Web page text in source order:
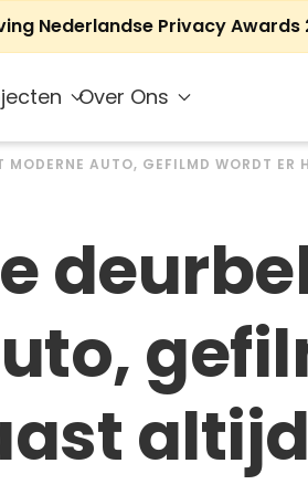
Nederlandse Privacy Awards
Over Ons
MODERNE AUTO, GEFILMD WORDT ER